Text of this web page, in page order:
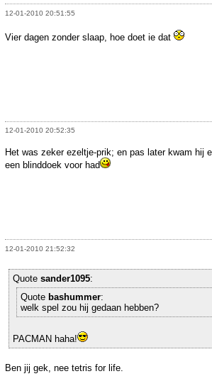
12-01-2010 20:51:55
Vier dagen zonder slaap, hoe doet ie dat
12-01-2010 20:52:35
Het was zeker ezeltje-prik; en pas later kwam hij
een blinddoek voor had
12-01-2010 21:52:32
Quote sander1095:
Quote bashummer:
welk spel zou hij gedaan hebben?
PACMAN haha!
Ben jij gek, nee tetris for life.